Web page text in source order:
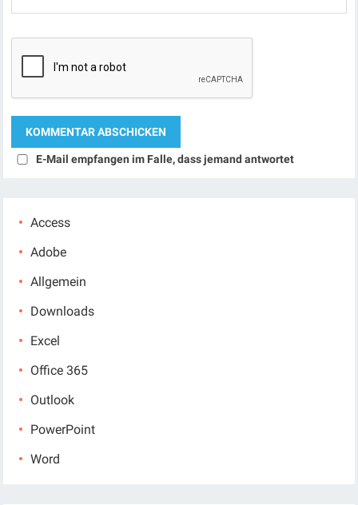
E-Mail empfangen im Falle, dass jemand antwortet
Access
Adobe
Allgemein
Downloads
Excel
Office 365
Outlook
PowerPoint
Word